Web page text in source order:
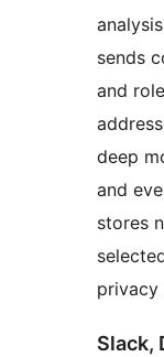
sends
and
deep
and
stores
privacy
Slack,